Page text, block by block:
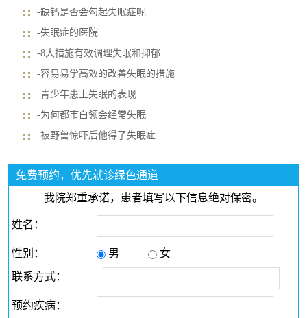
-缺钙是否会勾起失眠症呢
-失眠症的医院
-8大措施有效调理失眠和抑郁
-容易易学高效的改善失眠的措施
-青少年患上失眠的表现
-为何都市白领会经常失眠
-被野兽惊吓后他得了失眠症
免费预约，优先就诊绿色通道
我院郑重承诺，患者填写以下信息绝对保密。
姓名：
性别： 男
女
联系方式：
预约疾病：